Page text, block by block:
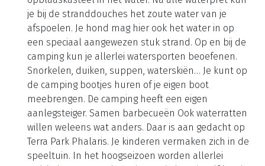
het strand van Terra Park Phalaris geniet je hier
optimaal van. Gelukkig staan er ook voldoende
rieten parasols om de schaduw te kunnen
opzoeken. Het strand bestaat uit kiezels. Neem
dus een stevig matje mee of gebruik een van de
ligstoelen. De zee is hier nog lang ondiep, waardoor
het ook voor de kinderen een fijne plek is om het
water in te gaan. Springkasteel in het water Mocht
het ondiepe water nog niet voor voldoende spet-
en spatplezier zorgen, dan is er ook nog een groot
opblaaskasteel in het water. Na alle waterpret kun
je bij de stranddouches het zoute water van je